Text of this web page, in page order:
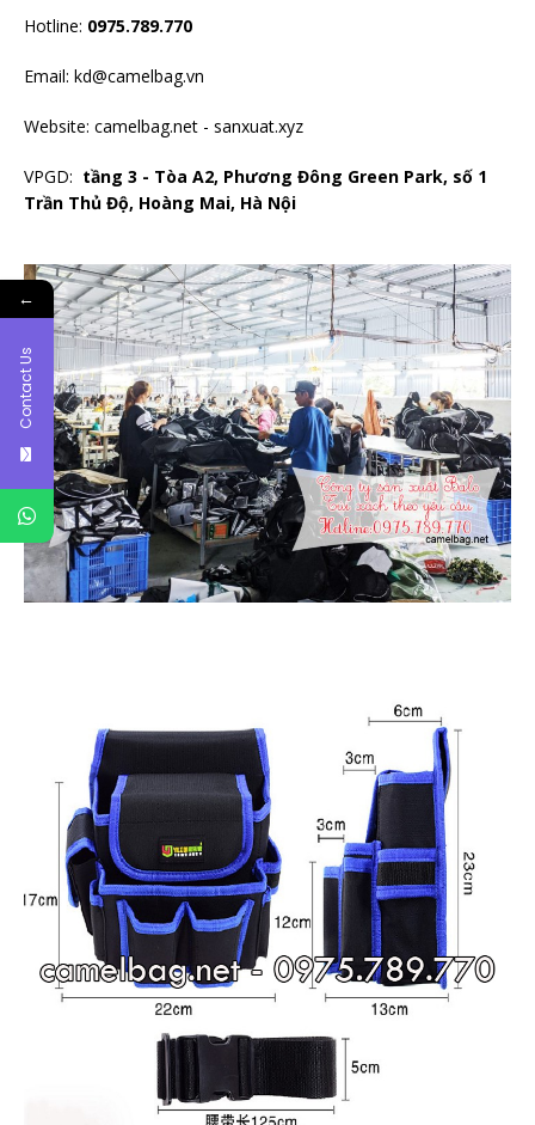
Hotline: 0975.789.770
Email: kd@camelbag.vn
Website: camelbag.net - sanxuat.xyz
VPGD: tầng 3 - Tòa A2, Phương Đông Green Park, số 1
Trần Thủ Độ, Hoàng Mai, Hà Nội
←
Contact Us